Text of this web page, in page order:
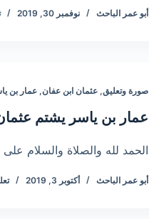
أبو عمر الباحث نوفمبر 30, 2019
صورة وتعليق ,عثمان ابن عفان ,عمار بن
عمار بن ياسر يشتم
الحمد لله والصلاة والسلام
أبو عمر الباحث أكتوبر 3, 2019